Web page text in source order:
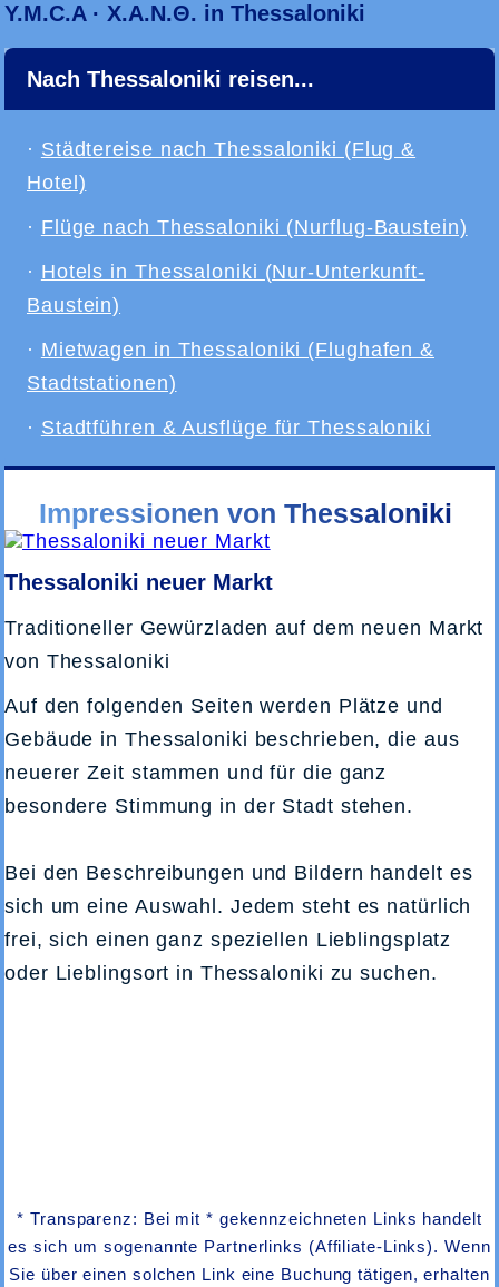
Y.M.C.A · Χ.Α.Ν.Θ. in Thessaloniki
Nach Thessaloniki reisen...
· Städtereise nach Thessaloniki (Flug &
Hotel)
· Flüge nach Thessaloniki (Nurflug-Baustein)
· Hotels in Thessaloniki (Nur-Unterkunft-
Baustein)
· Mietwagen in Thessaloniki (Flughafen &
Stadtstationen)
· Stadtführen & Ausflüge für Thessaloniki
Impressionen von Thessaloniki
Thessaloniki neuer Markt
Traditioneller Gewürzladen auf dem neuen Markt
von Thessaloniki
Auf den folgenden Seiten werden Plätze und
Gebäude in Thessaloniki beschrieben, die aus
neuerer Zeit stammen und für die ganz
besondere Stimmung in der Stadt stehen.
Bei den Beschreibungen und Bildern handelt es
sich um eine Auswahl. Jedem steht es natürlich
frei, sich einen ganz speziellen Lieblingsplatz
oder Lieblingsort in Thessaloniki zu suchen.
* Transparenz: Bei mit * gekennzeichneten Links handelt
es sich um sogenannte Partnerlinks (Affiliate-Links). Wenn
Sie über einen solchen Link eine Buchung tätigen, erhalten